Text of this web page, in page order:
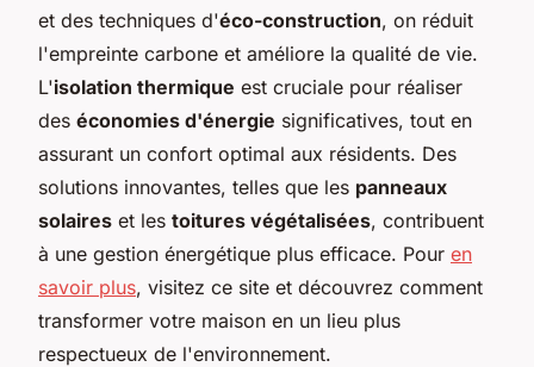
et des techniques d'éco-construction, on réduit
l'empreinte carbone et améliore la qualité de vie.
L'isolation thermique est cruciale pour réaliser
des économies d'énergie significatives, tout en
assurant un confort optimal aux résidents. Des
solutions innovantes, telles que les panneaux
solaires et les toitures végétalisées, contribuent
à une gestion énergétique plus efficace. Pour en
savoir plus, visitez ce site et découvrez comment
transformer votre maison en un lieu plus
respectueux de l'environnement.